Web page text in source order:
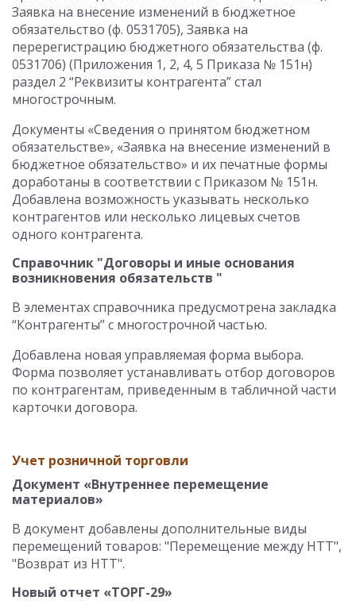
Заявка на внесение изменений в бюджетное
обязательство (ф. 0531705), Заявка на
перерегистрацию бюджетного обязательства (ф.
0531706) (Приложения 1, 2, 4, 5 Приказа № 151н)
раздел 2 “Реквизиты контрагента” стал
многострочным.
Документы «Сведения о принятом бюджетном
обязательстве», «Заявка на внесение изменений в
бюджетное обязательство» и их печатные формы
доработаны в соответствии с Приказом № 151н.
Добавлена возможность указывать несколько
контрагентов или несколько лицевых счетов
одного контрагента.
Справочник "Договоры и иные основания
возникновения обязательств "
В элементах справочника предусмотрена закладка
“Контрагенты” с многострочной частью.
Добавлена новая управляемая форма выбора.
Форма позволяет устанавливать отбор договоров
по контрагентам, приведенным в табличной части
карточки договора.
Учет розничной торговли
Документ «Внутреннее перемещение
материалов»
В документ добавлены дополнительные виды
перемещений товаров: "Перемещение между НТТ",
"Возврат из НТТ".
Новый отчет «ТОРГ-29»